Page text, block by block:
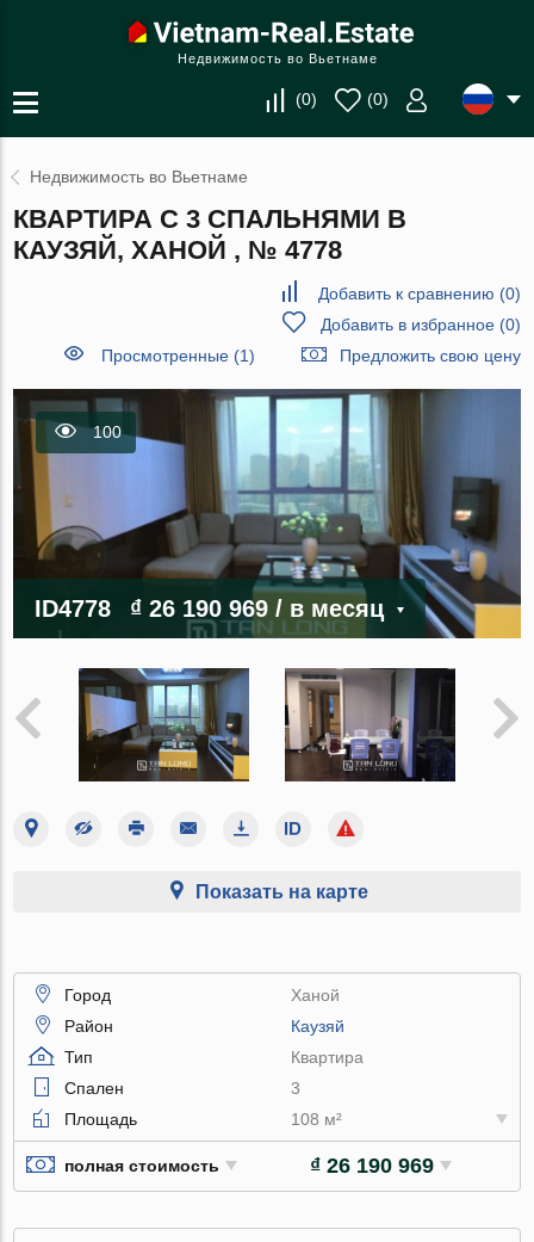
Недвижимость во Вьетнаме
(0) (0)
Недвижимость во Вьетнаме
КВАРТИРА С 3 СПАЛЬНЯМИ В
КАУЗЯЙ, ХАНОЙ , № 4778
Добавить к сравнению (0)
Добавить в избранное(0)
Просмотренные (1)
Предложить свою цену
100
ID4778 ₫ 26 190 969/ в месяц
Показать на карте
Город
Ханой
Район
Каузяй
Тип
Квартира
Спален
3
Площадь
108 м²
полная стоимость ₫ 26 190 969